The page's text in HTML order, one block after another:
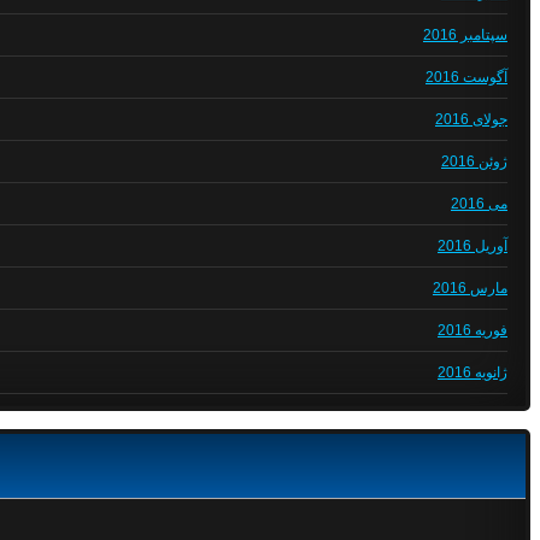
سپتامبر 2016
آگوست 2016
جولای 2016
ژوئن 2016
می 2016
آوریل 2016
مارس 2016
فوریه 2016
ژانویه 2016